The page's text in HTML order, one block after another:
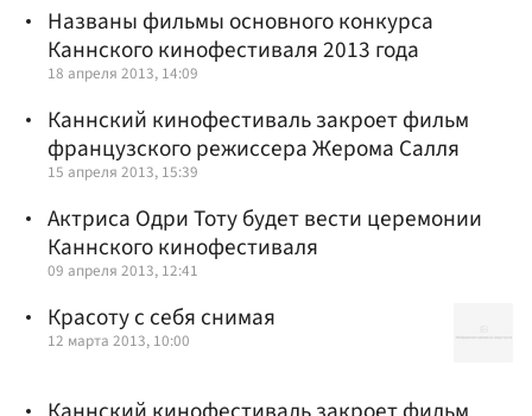
Названы фильмы основного конкурса
Каннского кинофестиваля 2013 года
18 апреля 2013, 14:09
Каннский кинофестиваль закроет фильм
французского режиссера Жерома Салля
15 апреля 2013, 15:39
Актриса Одри Тоту будет вести церемонии
Каннского кинофестиваля
09 апреля 2013, 12:41
Красоту с себя снимая
12 марта 2013, 10:00